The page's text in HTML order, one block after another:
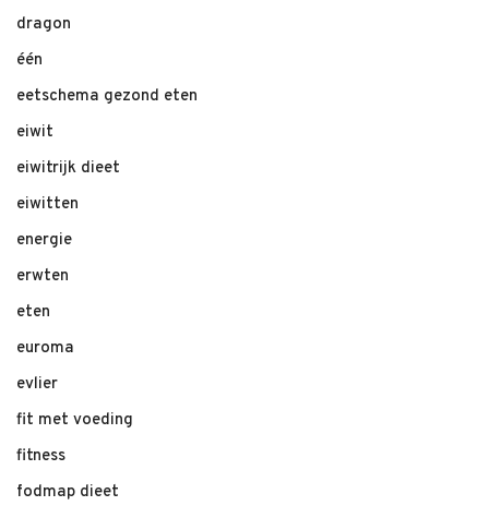
dragon
één
eetschema gezond eten
eiwit
eiwitrijk dieet
eiwitten
energie
erwten
eten
euroma
evlier
fit met voeding
fitness
fodmap dieet